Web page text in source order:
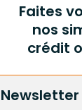
Faites
nos
crédit
Newsletter